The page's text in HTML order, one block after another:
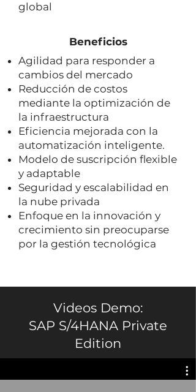
global
Beneficios
Agilidad para responder a
cambios del mercado
Reducción de costos
mediante la optimización de
la infraestructura
Eficiencia mejorada con la
automatización inteligente.
Modelo de suscripción flexible
y adaptable
Seguridad y escalabilidad en
la nube privada
Enfoque en la innovación y
crecimiento sin preocuparse
por la gestión tecnológica
Videos Demo:
SAP S/4HANA Private
Edition